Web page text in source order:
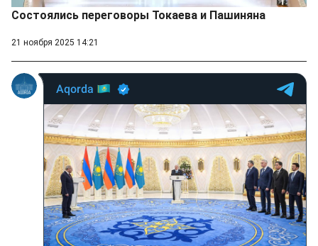
Состоялись переговоры Токаева и Пашиняна
21 ноября 2025 14:21